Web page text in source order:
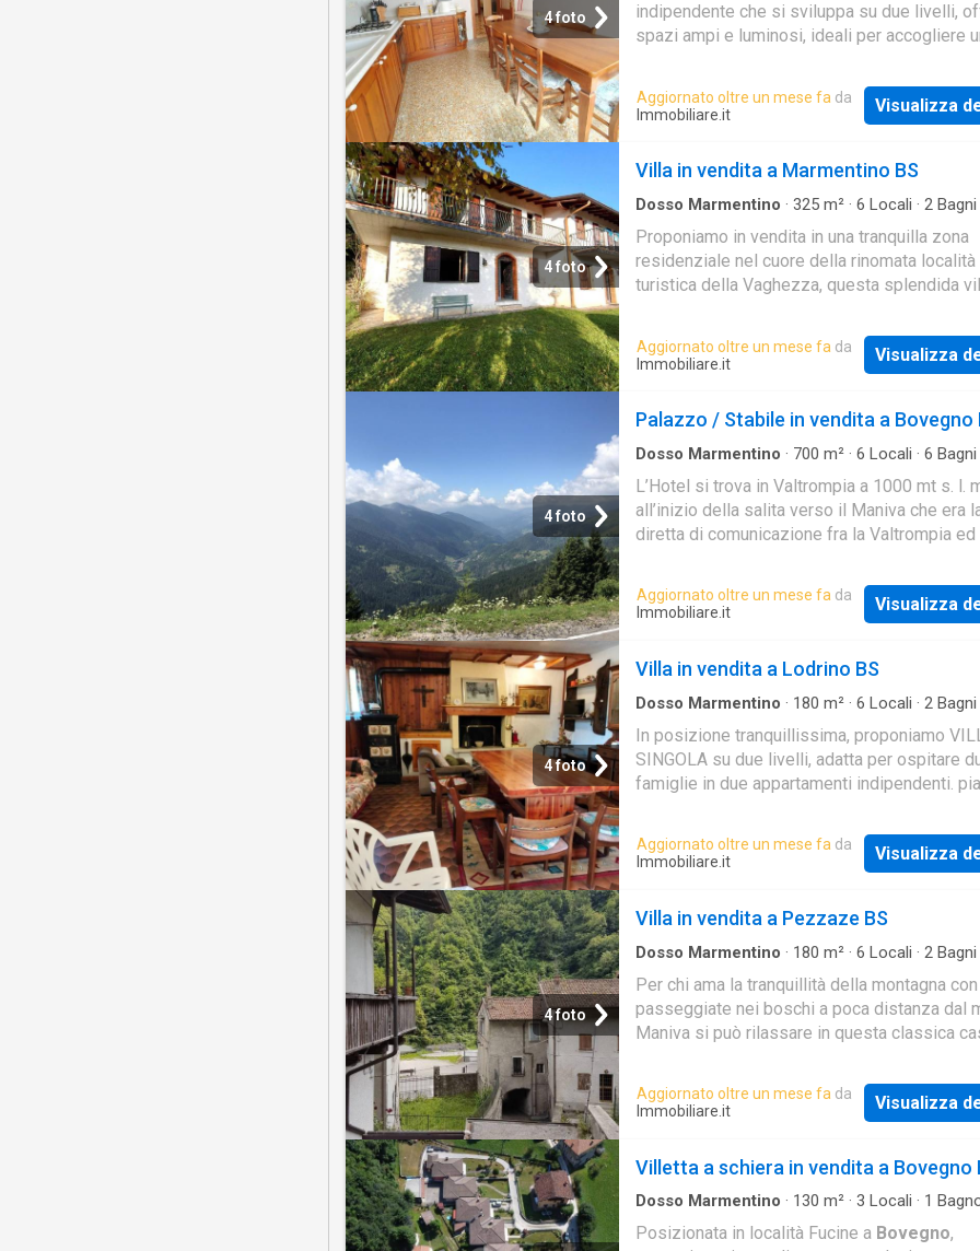
4 foto
indipendente che si sviluppa su due livelli,
spazi ampi e luminosi, ideali per accogliere
Aggiornato oltre un mese fa da
Immobiliare.it
Visualizza
4 foto
Villa in vendita a Marmentino BS
Dosso Marmentino · 325 m² · 6 Locali · 2 Bagni
Proponiamo in vendita in una tranquilla zona
residenziale nel cuore della rinomata località
turistica della Vaghezza, questa splendida
Aggiornato oltre un mese fa da
Immobiliare.it
Visualizza
4 foto
Palazzo / Stabile in vendita a Bovegno
Dosso Marmentino · 700 m² · 6 Locali · 6 Bagni
L’Hotel si trova in Valtrompia a 1000 mt s. l.
all’inizio della salita verso il Maniva che era
diretta di comunicazione fra la Valtrompia ed
Aggiornato oltre un mese fa da
Immobiliare.it
Visualizza
4 foto
Villa in vendita a Lodrino BS
Dosso Marmentino · 180 m² · 6 Locali · 2 Bagni
In posizione tranquillissima, proponiamo
SINGOLA su due livelli, adatta per ospitare
famiglie in due appartamenti indipendenti.
Aggiornato oltre un mese fa da
Immobiliare.it
Visualizza
4 foto
Villa in vendita a Pezzaze BS
Dosso Marmentino · 180 m² · 6 Locali · 2 Bagni
Per chi ama la tranquillità della montagna con
passeggiate nei boschi a poca distanza dal
Maniva si può rilassare in questa classica
Aggiornato oltre un mese fa da
Immobiliare.it
Visualizza
Villetta a schiera in vendita a Bovegno
Dosso Marmentino · 130 m² · 3 Locali · 1
Posizionata in località Fucine a Bovegno,